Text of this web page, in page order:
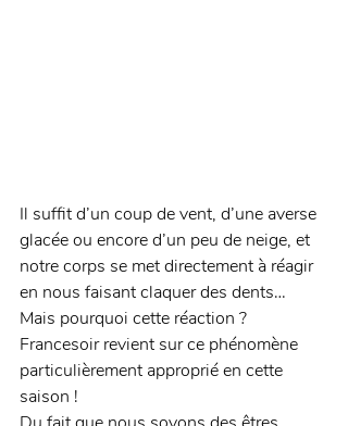
Il suffit d’un coup de vent, d’une averse
glacée ou encore d’un peu de neige, et
notre corps se met directement à réagir
en nous faisant claquer des dents…
Mais pourquoi cette réaction ?
Francesoir revient sur ce phénomène
particulièrement approprié en cette
saison !